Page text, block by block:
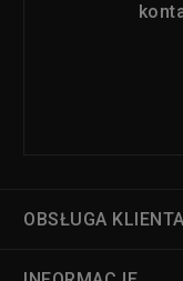
OBSŁUGA KLIENTA